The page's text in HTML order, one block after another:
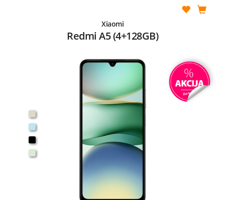
Xiaomi
Redmi A5 (4+128GB)